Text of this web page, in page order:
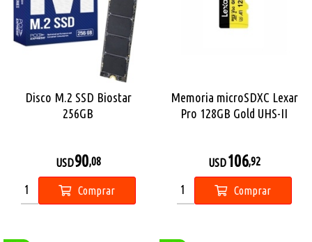
Disco M.2 SSD Biostar
256GB
USD90,08
Comprar
Memoria microSDXC Lexar
Pro 128GB Gold UHS-II
USD106,92
Comprar